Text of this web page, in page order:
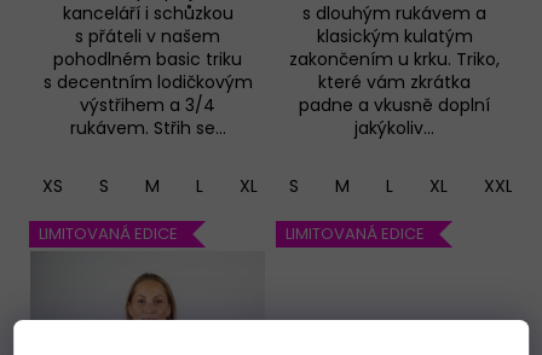
kanceláří i schůzkou
s přáteli v našem
pohodlném basic triku
s decentním lodičkovým
výstřihem a 3/4
rukávem. Střih se...
XS S M L XL XXL
s dlouhým rukávem a
klasickým kulatým
zakončením u krku. Triko,
které vám zkrátka
padne a vkusně doplní
jakýkoliv...
S M L XL XXL
LIMITOVANÁ EDICE LIMITOVANÁ EDICE